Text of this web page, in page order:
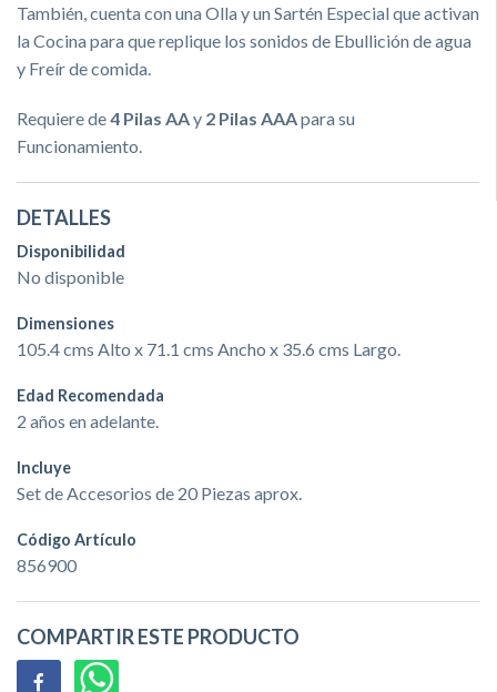
También, cuenta con una Olla y un Sartén Especial que activan
la Cocina para que replique los sonidos de Ebullición de agua
y Freír de comida.
Requiere de4 Pilas AAy 2 Pilas AAApara su
Funcionamiento.
DETALLES
Disponibilidad
No disponible
Dimensiones
105.4 cms Alto x 71.1 cms Ancho x 35.6 cms Largo.
Edad Recomendada
2 años en adelante.
Incluye
Set de Accesorios de 20 Piezas aprox.
Código Artículo
856900
COMPARTIR ESTE PRODUCTO